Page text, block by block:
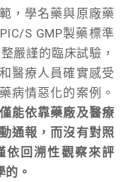
，學名藥與原廠藥
S GMP製藥標準
嚴謹的臨床試驗，
醫療人員確實感受
病情惡化的案例。
能依靠藥廠及醫療
通報，而沒有對照
依回溯性觀察來評
。